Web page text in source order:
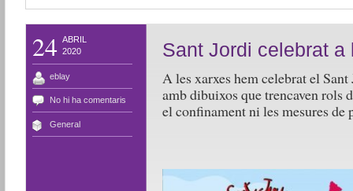
24 ABRIL
2020
eblay
No hi ha comentaris
General
Sant Jordi celebrat a
A les xarxes hem celebrat el
amb dibuixos que trencaven rols
el confinament ni les mesures de